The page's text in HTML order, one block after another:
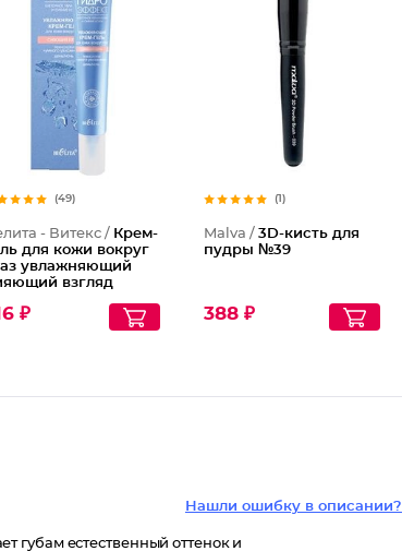
(49)
- Витекс / Крем-
для кожи вокруг
увлажняющий
взгляд
₽
(1)
Malva /3D-кисть для
пудры №39
388 ₽
Нашли ошибку в описании?
губам естественный оттенок и